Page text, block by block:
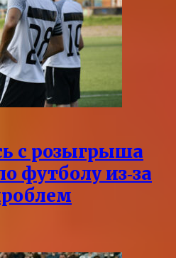
с розыгрыша
футболу из‑за